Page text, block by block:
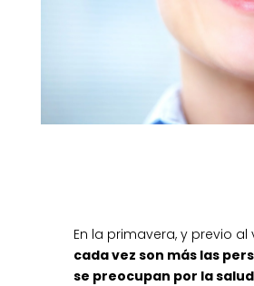
En la primavera, y previo al
cada vez son más las
se preocupan por la